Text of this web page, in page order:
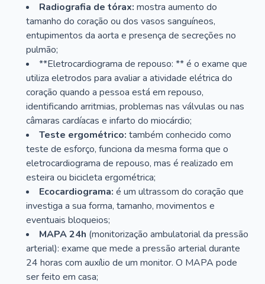
Radiografia de tórax: mostra aumento do
tamanho do coração ou dos vasos sanguíneos,
entupimentos da aorta e presença de secreções no
pulmão;
**Eletrocardiograma de repouso: ** é o exame que
utiliza eletrodos para avaliar a atividade elétrica do
coração quando a pessoa está em repouso,
identificando arritmias, problemas nas válvulas ou nas
câmaras cardíacas e infarto do miocárdio;
Teste ergométrico: também conhecido como
teste de esforço, funciona da mesma forma que o
eletrocardiograma de repouso, mas é realizado em
esteira ou bicicleta ergométrica;
Ecocardiograma: é um ultrassom do coração que
investiga a sua forma, tamanho, movimentos e
eventuais bloqueios;
MAPA 24h (monitorização ambulatorial da pressão
arterial): exame que mede a pressão arterial durante
24 horas com auxílio de um monitor. O MAPA pode
ser feito em casa;